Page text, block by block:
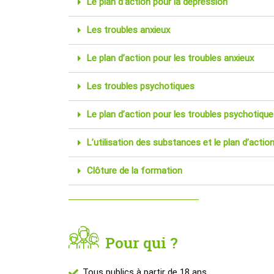
Les troubles anxieux
Le plan d’action pour les troubles anxieux
Les troubles psychotiques
Le plan d’action pour les troubles
L’utilisation des substances et le plan d’action
Clôture de la formation
Pour qui ?